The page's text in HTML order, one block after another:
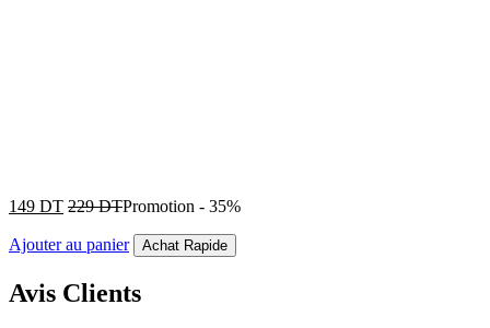
149 DT 229DTPromotion - 35%
Ajouter au panier Achat Rapide
Avis Clients